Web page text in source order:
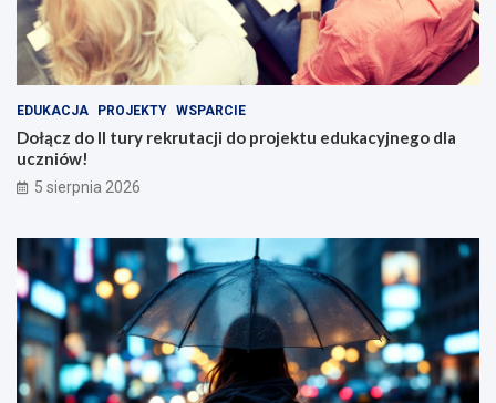
EDUKACJA PROJEKTY WSPARCIE
Dołącz do II tury rekrutacji do projektu edukacyjnego dla
uczniów!
5 sierpnia 2026